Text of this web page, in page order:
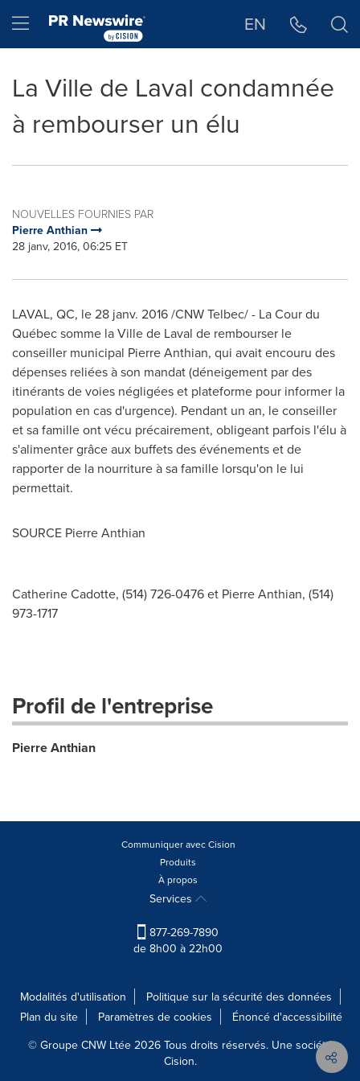
Hamburger menu EN
La Ville de Laval condamnée
à rembourser un élu
NOUVELLES FOURNIES PAR
Pierre Anthian
28 janv, 2016, 06:25 ET
LAVAL, QC, le 28 janv. 2016 /CNW Telbec/ - La Cour du
Québec somme laVille de Laval de rembourser le
conseiller municipal Pierre Anthian, qui avait encouru des
dépenses reliées à son mandat (déneigement par des
itinérants de voies négligées et plateforme pour informer la
population en cas d'urgence). Pendant un an, le conseiller
et sa famille ont vécu précairement, obligeant parfois l'élu à
s'alimenter grâce aux buffets des événements et de
rapporter de la nourriture à sa famille lorsqu'on le lui
permettait.
SOURCE Pierre Anthian
Catherine Cadotte, (514) 726-0476 et Pierre Anthian, (514)
973-1717
Profil de l'entreprise
Pierre Anthian
Communiquer avec Cision
Produits
À propos
Services
877-269-7890
de 8h00 à 22h00
Modalités d'utilisation
Politique sur la sécurité des données
Plan du site
Paramètres de cookies
Énoncé d'accessibilité
© Groupe CNW Ltée 2026 Tous droits réservés. Une société
Cision.